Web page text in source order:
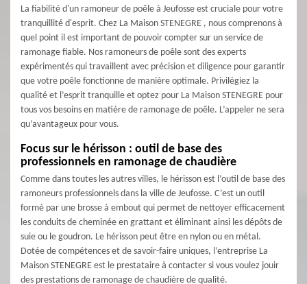
La fiabilité d'un ramoneur de poêle à Jeufosse est cruciale pour votre
tranquillité d'esprit. Chez La Maison STENEGRE , nous comprenons à
quel point il est important de pouvoir compter sur un service de
ramonage fiable. Nos ramoneurs de poêle sont des experts
expérimentés qui travaillent avec précision et diligence pour garantir
que votre poêle fonctionne de manière optimale. Privilégiez la
qualité et l’esprit tranquille et optez pour La Maison STENEGRE pour
tous vos besoins en matière de ramonage de poêle. L’appeler ne sera
qu’avantageux pour vous.
Focus sur le hérisson : outil de base des
professionnels en ramonage de chaudière
Comme dans toutes les autres villes, le hérisson est l’outil de base des
ramoneurs professionnels dans la ville de Jeufosse. C’est un outil
formé par une brosse à embout qui permet de nettoyer efficacement
les conduits de cheminée en grattant et éliminant ainsi les dépôts de
suie ou le goudron. Le hérisson peut être en nylon ou en métal.
Dotée de compétences et de savoir-faire uniques, l’entreprise La
Maison STENEGRE est le prestataire à contacter si vous voulez jouir
des prestations de ramonage de chaudière de qualité.